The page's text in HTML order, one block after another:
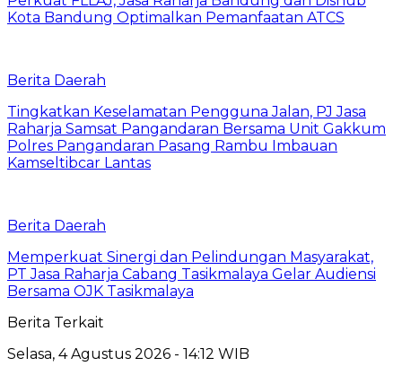
Kota Bandung Optimalkan Pemanfaatan ATCS
Berita Daerah
Tingkatkan Keselamatan Pengguna Jalan, PJ Jasa
Raharja Samsat Pangandaran Bersama Unit Gakkum
Polres Pangandaran Pasang Rambu Imbauan
Kamseltibcar Lantas
Berita Daerah
Memperkuat Sinergi dan Pelindungan Masyarakat,
PT Jasa Raharja Cabang Tasikmalaya Gelar Audiensi
Bersama OJK Tasikmalaya
Berita Terkait
Selasa, 4 Agustus 2026 - 14:12 WIB